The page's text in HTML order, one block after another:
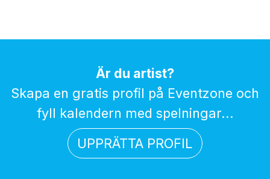
Är du artist?
Skapa en gratis profil på Eventzone och
fyll kalendern med spelningar...
UPPRÄTTA PROFIL